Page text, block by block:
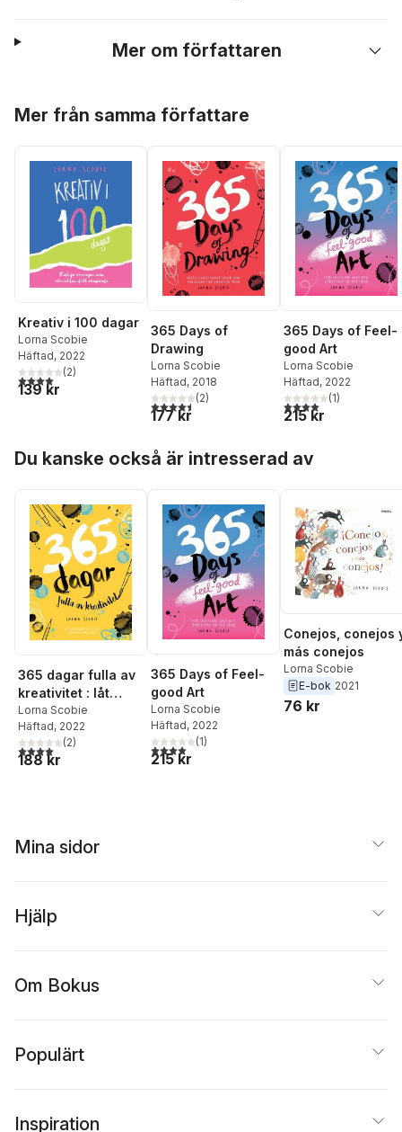
Mer om författaren
Mer från samma författare
Kreativ i 100 dagar
Lorna Scobie
Häftad, 2022
4,0utav 5 stjärnor. Totalt antal röster:
(2)
139 kr
365 Days of
Drawing
Lorna Scobie
Häftad, 2018
4,5utav 5 stjärnor. Totalt antal röster:
(2)
177 kr
365 Days of Feel-
good Art
Lorna Scobie
Häftad, 2022
4,0utav 5 stjärnor.
(1)
215 kr
Du kanske också är intresserad av
365 dagar fulla av
kreativitet : låt
kreativiteten flöda
varje dag hela året
Lorna Scobie
Häftad, 2022
4,0utav 5 stjärnor. Totalt antal röster:
(2)
188 kr
365 Days of Feel-
good Art
Lorna Scobie
Häftad, 2022
4,0utav 5 stjärnor. Totalt antal röster:
(1)
215 kr
Conejos, conejos
más conejos
Lorna Scobie
E-bok 2021
76 kr
Mina sidor
Hjälp
Om Bokus
Populärt
Inspiration